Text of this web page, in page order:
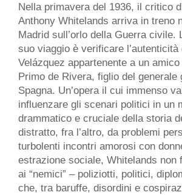
Nella primavera del 1936, il critico
Anthony Whitelands arriva in treno
Madrid sull’orlo della Guerra civile.
suo viaggio è verificare
Velázquez appartenente a un
Primo de Rivera, figlio del generale
Spagna. Un’opera il cui immenso
influenzare gli scenari politici in un
drammatico e cruciale della storia
distratto, fra l’altro, da problemi
turbolenti incontri amorosi con
estrazione sociale, Whitelands non
ai “nemici” – poliziotti, politici,
che, tra baruffe, disordini e